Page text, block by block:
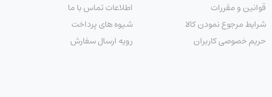
قوانین و مقررات
شرایط مرجوع نمودن کالا
حریم خصوصی کاربران
اطلاعات تماس با ما
شیوه های پرداخت
رویه ارسال سفارش